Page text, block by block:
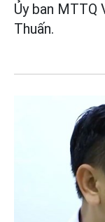
Ủy ban MTTQ
Thuấn.